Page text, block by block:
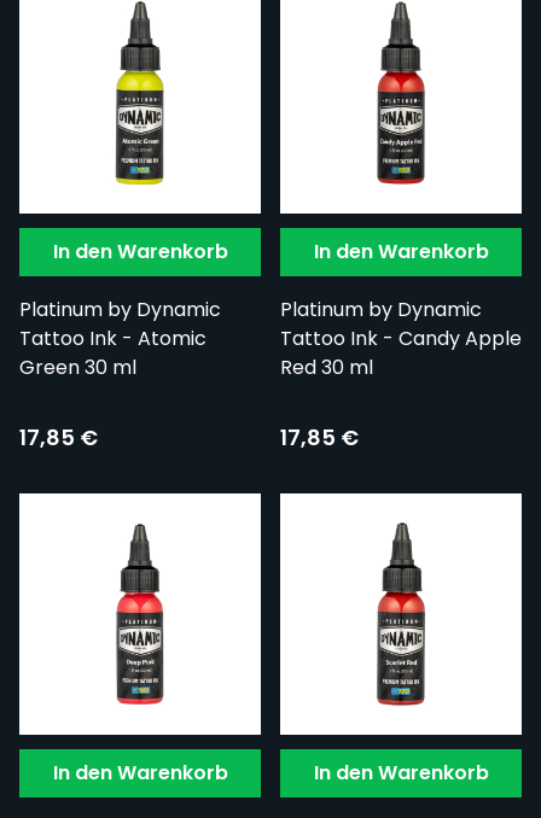
In den Warenkorb
Platinum by Dynamic
Tattoo Ink - Atomic
Green 30 ml
17,85 €
In den Warenkorb
Platinum by Dynamic
Tattoo Ink - Candy Apple
Red 30 ml
17,85 €
In den Warenkorb In den Warenkorb